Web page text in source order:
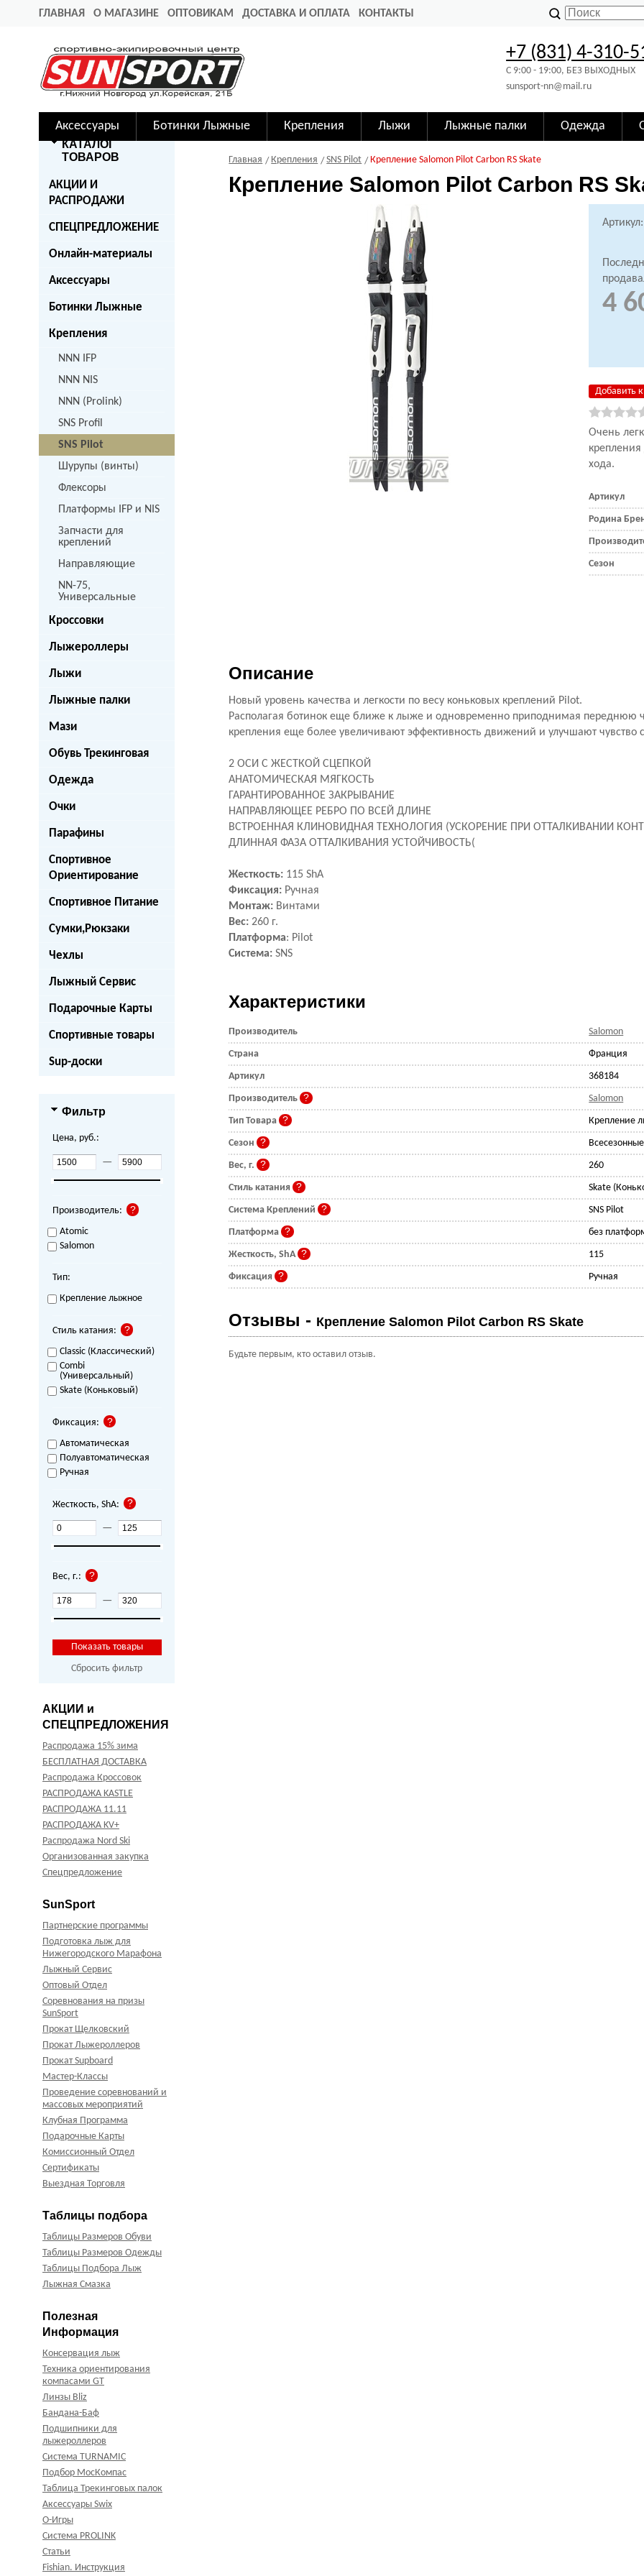
ГЛАВНАЯ О МАГАЗИНЕ ОПТОВИКАМ ДОСТАВКА И ОПЛАТА КОНТАКТЫ
+7 (831) 4-310-
C 9:00 - 19:00, БЕЗ ВЫХОДНЫХ
sunsport-nn@mail.ru
Аксессуары Ботинки Лыжные Крепления Лыжи Лыжные палки Одежда
КАТАЛОГ
ТОВАРОВ
АКЦИИ И
РАСПРОДАЖИ
СПЕЦПРЕДЛОЖЕНИЕ
Онлайн-материалы
Аксессуары
Ботинки Лыжные
Крепления
NNN IFP
NNN NIS
NNN (Prolink)
SNS Profil
SNS Pilot
Шурупы (винты)
Флексоры
Платформы IFP и NIS
Запчасти для
креплений
Направляющие
NN-75,
Универсальные
Кроссовки
Лыжероллеры
Лыжи
Лыжные палки
Мази
Обувь Трекинговая
Одежда
Очки
Парафины
Спортивное
Ориентирование
Спортивное Питание
Сумки,Рюкзаки
Чехлы
Лыжный Сервис
Подарочные Карты
Спортивные товары
Sup-доски
Фильтр
Цена, руб.:
—
Производитель:
Atomic
Salomon
Тип:
Крепление лыжное
Стиль катания:
Classic (Классический)
Combi
(Универсальный)
Skate (Коньковый)
Фиксация:
Автоматическая
Полуавтоматическая
Ручная
Жесткость, ShA:
—
Вес, г.:
—
Сбросить фильтр
АКЦИИ и
СПЕЦПРЕДЛОЖЕНИЯ
Распродажа 15% зима
БЕСПЛАТНАЯ ДОСТАВКА
Распродажа Кроссовок
РАСПРОДАЖА KASTLE
РАСПРОДАЖА 11.11
РАСПРОДАЖА KV+
Распродажа Nord Ski
Организованная закупка
Спецпредложение
SunSport
Партнерские программы
Подготовка лыж для
Нижегородского Марафона
Лыжный Сервис
Оптовый Отдел
Соревнования на призы
SunSport
Прокат Щелковский
Прокат Лыжероллеров
Прокат Supboard
Мастер-Классы
Проведение соревнований и
массовых мероприятий
Клубная Программа
Подарочные Карты
Комиссионный Отдел
Сертификаты
Выездная Торговля
Таблицы подбора
Таблицы Размеров Обуви
Таблицы Размеров Одежды
Таблицы Подбора Лыж
Лыжная Смазка
Полезная
Информация
Консервация лыж
Техника ориентирования
компасами GT
Линзы Bliz
Бандана-Баф
Подшипники для
лыжероллеров
Система TURNAMIC
Подбор МосКомпас
Таблица Трекинговых палок
Аксессуары Swix
О-Игры
Система PROLINK
Статьи
Fishian. Инструкция
Главная Крепления SNS Pilot Крепление Salomon Pilot Carbon RS Skate
Крепление Salomon Pilot Carbon RS
4
Добавить
Очень
крепления
хода.
Артикул
Родина
Сезон
Описание
Новый уровень качества и легкости по весу коньковых креплений Pilot.
Располагая ботинок еще ближе к лыже и одновременно приподнимая переднюю
крепления еще более увеличивают эффективность движений и улучшают чувство
2 ОСИ С ЖЕСТКОЙ СЦЕПКОЙ
АНАТОМИЧЕСКАЯ МЯГКОСТЬ
ГАРАНТИРОВАННОЕ ЗАКРЫВАНИЕ
НАПРАВЛЯЮЩЕЕ РЕБРО ПО ВСЕЙ ДЛИНЕ
ВСТРОЕННАЯ КЛИНОВИДНАЯ ТЕХНОЛОГИЯ (УСКОРЕНИЕ ПРИ ОТТАЛКИВАНИИ
ДЛИННАЯ ФАЗА ОТТАЛКИВАНИЯ УСТОЙЧИВОСТЬ(
Жесткость: 115 ShA
Фиксация: Ручная
Монтаж: Винтами
Вес: 260 г.
Платформа: Pilot
Система: SNS
Характеристики
Производитель Salomon
Страна Франция
Артикул 368184
Производитель Salomon
Тип Товара Крепление
Сезон Всесезонные
Вес, г. 260
Стиль катания Skate
Система Креплений SNS Pilot
Платформа без
Жесткость, ShA 115
Фиксация Ручная
Отзывы - Крепление Salomon Pilot Carbon RS Skate
Будьте первым, кто оставил отзыв.